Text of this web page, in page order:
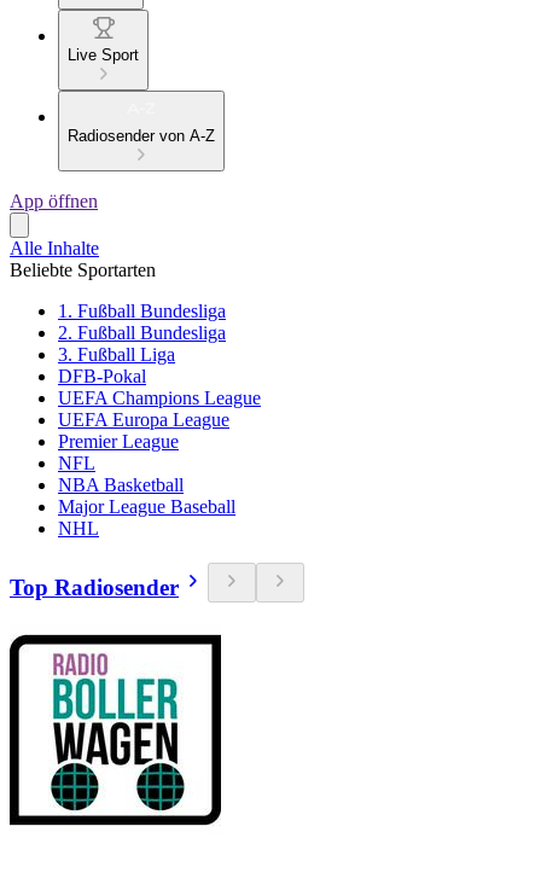
Live Sport
Radiosender von A-Z
App öffnen
Alle Inhalte
Beliebte Sportarten
1. Fußball Bundesliga
2. Fußball Bundesliga
3. Fußball Liga
DFB-Pokal
UEFA Champions League
UEFA Europa League
Premier League
NFL
NBA Basketball
Major League Baseball
NHL
Top Radiosender